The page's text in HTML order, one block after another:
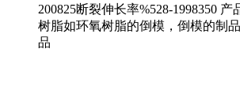
200825断裂伸长率%528-1998350
树脂如环氧树脂的倒模，倒模的制
品